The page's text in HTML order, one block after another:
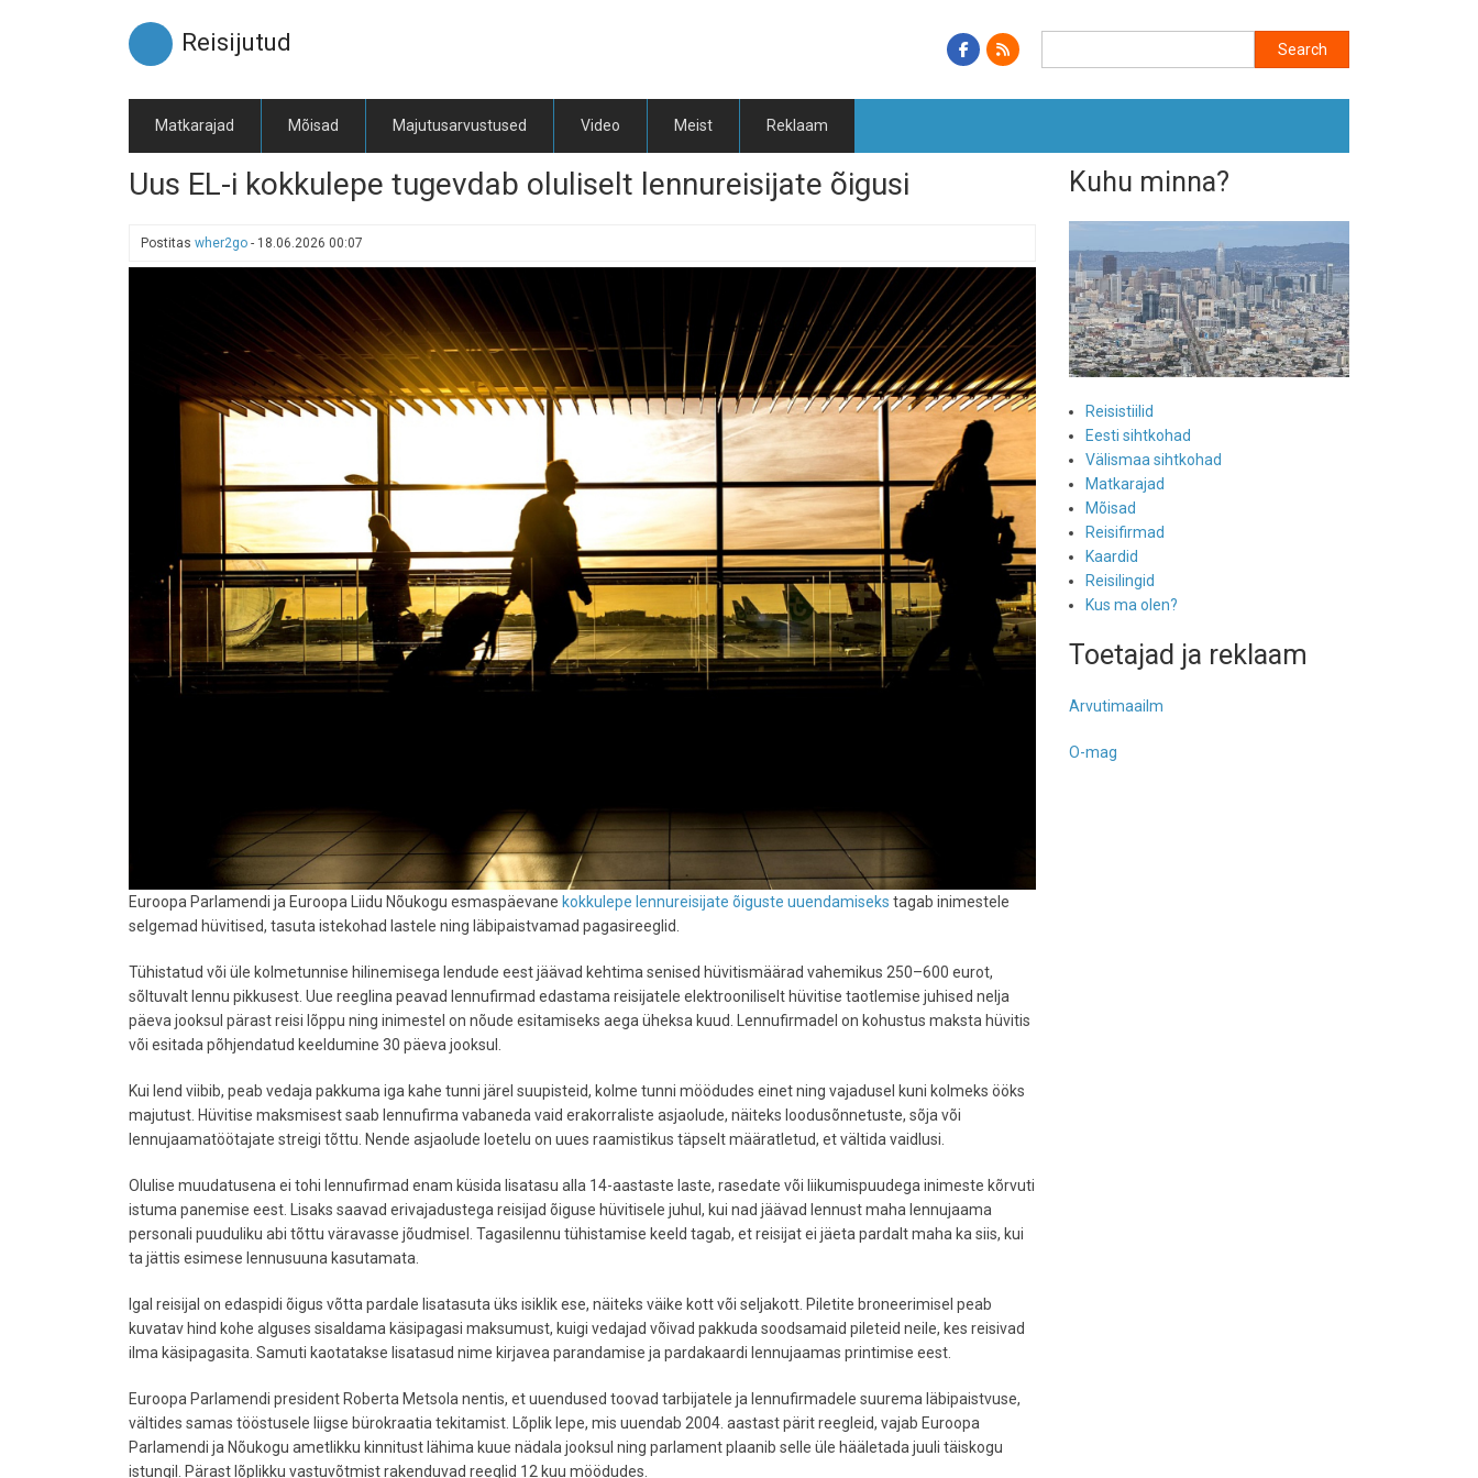
Reisijutud
Matkarajad Mõisad Majutusarvustused Video Meist Reklaam
Uus EL-i kokkulepe tugevdab oluliselt lennureisijate õigusi
Postitas wher2go - 18.06.2026 00:07
Euroopa Parlamendi ja Euroopa Liidu Nõukogu esmaspäevane kokkulepe lennureisijate õiguste uuendamiseks tagab inimestele
selgemad hüvitised, tasuta istekohad lastele ning läbipaistvamad pagasireeglid.
Tühistatud või üle kolmetunnise hilinemisega lendude eest jäävad kehtima senised hüvitismäärad vahemikus 250–600 eurot,
sõltuvalt lennu pikkusest. Uue reeglina peavad lennufirmad edastama reisijatele elektrooniliselt hüvitise taotlemise juhised nelja
päeva jooksul pärast reisi lõppu ning inimestel on nõude esitamiseks aega üheksa kuud. Lennufirmadel on kohustus maksta hüvitis
või esitada põhjendatud keeldumine 30 päeva jooksul.
Kui lend viibib, peab vedaja pakkuma iga kahe tunni järel suupisteid, kolme tunni möödudes einet ning vajadusel kuni kolmeks ööks
majutust. Hüvitise maksmisest saab lennufirma vabaneda vaid erakorraliste asjaolude, näiteks loodusõnnetuste, sõja või
lennujaamatöötajate streigi tõttu. Nende asjaolude loetelu on uues raamistikus täpselt määratletud, et vältida vaidlusi.
Olulise muudatusena ei tohi lennufirmad enam küsida lisatasu alla 14-aastaste laste, rasedate või liikumispuudega inimeste kõrvuti
istuma panemise eest. Lisaks saavad erivajadustega reisijad õiguse hüvitisele juhul, kui nad jäävad lennust maha lennujaama
personali puuduliku abi tõttu väravasse jõudmisel. Tagasilennu tühistamise keeld tagab, et reisijat ei jäeta pardalt maha ka siis, kui
ta jättis esimese lennusuuna kasutamata.
Igal reisijal on edaspidi õigus võtta pardale lisatasuta üks isiklik ese, näiteks väike kott või seljakott. Piletite broneerimisel peab
kuvatav hind kohe alguses sisaldama käsipagasi maksumust, kuigi vedajad võivad pakkuda soodsamaid pileteid neile, kes reisivad
ilma käsipagasita. Samuti kaotatakse lisatasud nime kirjavea parandamise ja pardakaardi lennujaamas printimise eest.
Euroopa Parlamendi president Roberta Metsola nentis, et uuendused toovad tarbijatele ja lennufirmadele suurema läbipaistvuse,
vältides samas tööstusele liigse bürokraatia tekitamist. Lõplik lepe, mis uuendab 2004. aastast pärit reegleid, vajab Euroopa
Parlamendi ja Nõukogu ametlikku kinnitust lähima kuue nädala jooksul ning parlament plaanib selle üle hääletada juuli täiskogu
istungil. Pärast lõplikku vastuvõtmist rakenduvad reeglid 12 kuu möödudes.
Kuhu minna?
Reisistiilid
Eesti sihtkohad
Välismaa sihtkohad
Matkarajad
Mõisad
Reisifirmad
Kaardid
Reisilingid
Kus ma olen?
Toetajad ja reklaam
Arvutimaailm
O-mag